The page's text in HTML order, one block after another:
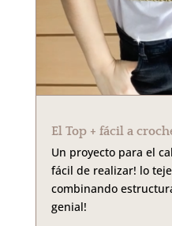
El Top + fácil a
Un proyecto para el
fácil de realizar! lo
combinando
genial!